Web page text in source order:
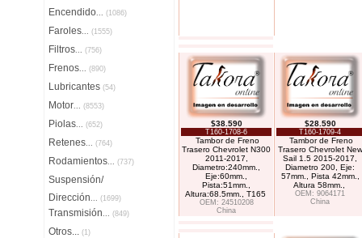
Encendido... (1086)
Faroles... (1555)
Filtros... (756)
Frenos... (890)
Lubricantes (54)
Motor... (8553)
Piolas... (652)
Retenes... (764)
Rodamientos... (737)
Suspensión/
Dirección... (1699)
Transmisión... (849)
Otros... (1)
$38.590
T160-1708-6
Tambor de Freno
Trasero Chevrolet N300
2011-2017,
Diametro:240mm.,
Eje:60mm.,
Pista:51mm.,
Altura:68.5mm., T165
OEM: 24510208
China
$28.590
T160-1709-4
Tambor de Freno
Trasero Chevrolet New
Sail 1.5 2015-2017,
Diametro 200, Eje:
57mm., Pista 42mm.,
Altura 58mm.,
OEM: 9064171
China